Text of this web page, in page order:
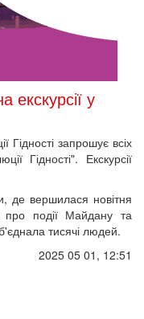
у
Гідності запрошує всіх
Гідності". Екскурсії
де вершилася новітня
про події Майдану та
тисячі людей.
2025 05 01, 12:51